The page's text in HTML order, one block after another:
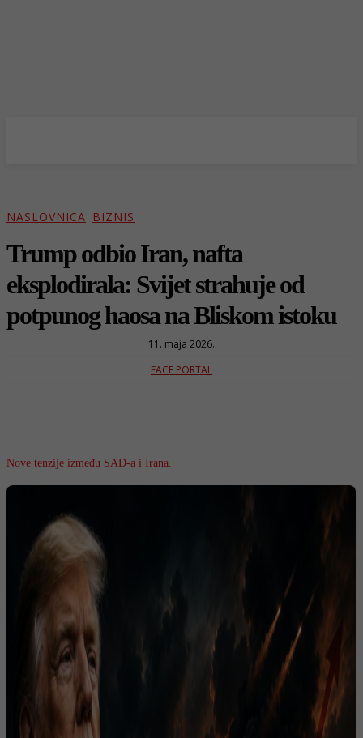
NASLOVNICA BIZNIS
Trump odbio Iran, nafta
eksplodirala: Svijet strahuje od
potpunog haosa na Bliskom istoku
11. maja 2026.
FACE PORTAL
Nove tenzije između SAD-a i Irana.